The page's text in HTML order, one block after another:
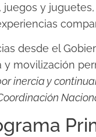
y
desde el
y movilización
inercia y